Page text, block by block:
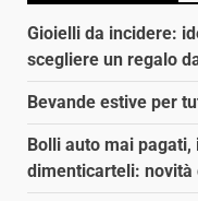
Gioielli da incidere:
scegliere un regalo
Bevande estive per
Bolli auto mai
dimenticarteli: novità